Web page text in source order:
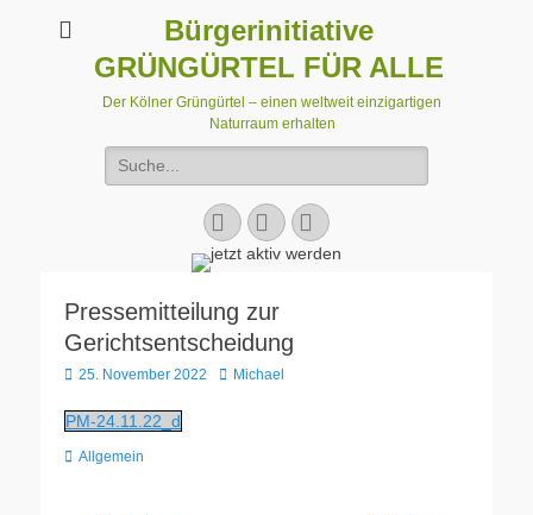
Bürgerinitiative
GRÜNGÜRTEL FÜR ALLE
Der Kölner Grüngürtel – einen weltweit einzigartigen
Naturraum erhalten
Suchen
nach:
Facebook
E-
Mail
Instagram
Pressemitteilung zur
Gerichtsentscheidung
Veröffentlicht
25. November 2022 AutorMichael
PM-24.11.22_d
Kategorien
Allgemein